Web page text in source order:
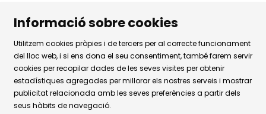
08002 Barcelona
Tel. 93 441 39 79
Horari d'atenció: de dilluns a dijous de 9.30h a 17.30h i
divendres de 9.30 a 14.30h.
Sitemap | Avís Legal | Ús de Cookies
|
Política de privacitat
|
Informació sobre cookies
Utilitzem cookies pròpies i de tercers per al correcte funcionament
del lloc web, i si ens dona el seu consentiment, també farem servir
cookies per recopilar dades de les seves visites per obtenir
estadístiques agregades per millorar els nostres serveis i mostrar
publicitat relacionada amb les seves preferències a partir dels
seus hàbits de navegació.